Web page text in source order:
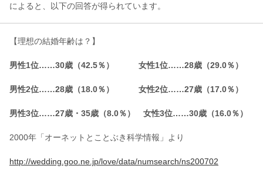
によると、以下の回答が得られています。
【理想の結婚年齢は？】
男性1位……30歳（42.5％） 女性1位……28歳（29.0％）
男性2位……28歳（18.0％） 女性2位……27歳（17.0％）
男性3位……27歳・35歳（8.0％） 女性3位……30歳（16.0％）
2000年「オーネットとことぶき科学情報」より
http://wedding.goo.ne.jp/love/data/numsearch/ns200702